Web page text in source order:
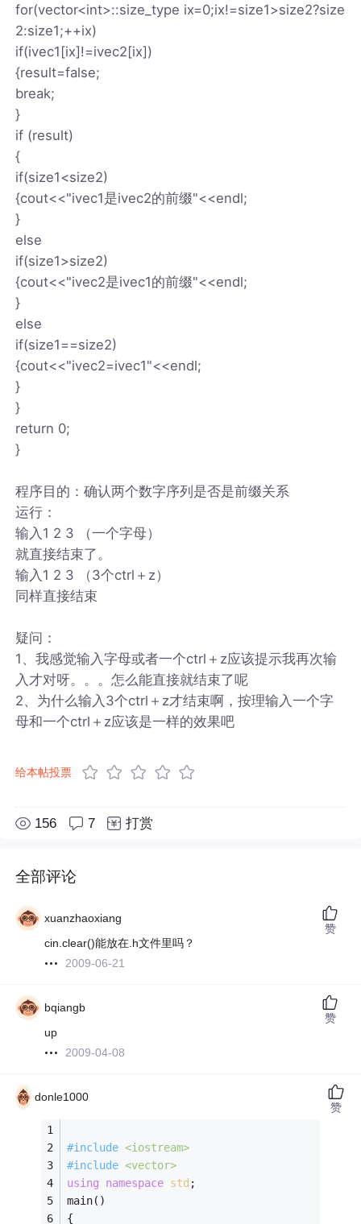
for(vector<int>::size_type ix=0;ix!=size1>size2?size
2:size1;++ix)
if(ivec1[ix]!=ivec2[ix])
{result=false;
break;
}
if (result)
{
if(size1<size2)
{cout<<"ivec1是ivec2的前缀"<<endl;
}
else
if(size1>size2)
{cout<<"ivec2是ivec1的前缀"<<endl;
}
else
if(size1==size2)
{cout<<"ivec2=ivec1"<<endl;
}
}
return 0;
}
程序目的：确认两个数字序列是否是前缀关系
运行：
输入1 2 3 （一个字母）
就直接结束了。
输入1 2 3 （3个ctrl＋z）
同样直接结束
疑问：
1、我感觉输入字母或者一个ctrl＋z应该提示我再次输
入才对呀。。。怎么能直接就结束了呢
2、为什么输入3个ctrl＋z才结束啊，按理输入一个字
母和一个ctrl＋z应该是一样的效果吧
给本帖投票
156 7 打赏
全部评论
xuanzhaoxiang
cin.clear()能放在.h文件里吗？
2009-06-21
赞
bqiangb
up
2009-04-08
赞
donle1000
#include <iostream>
#include <vector>
using
namespace std ;
main()
{
赞